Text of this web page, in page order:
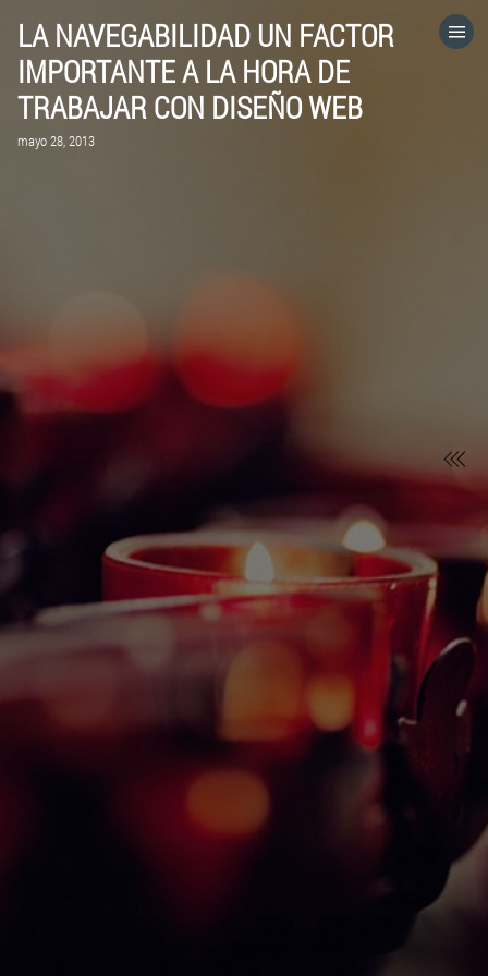
LA NAVEGABILIDAD UN FACTOR
IMPORTANTE A LA HORA DE
TRABAJAR CON DISEÑO WEB
mayo 28, 2013
HOME
CATEGORÍAS